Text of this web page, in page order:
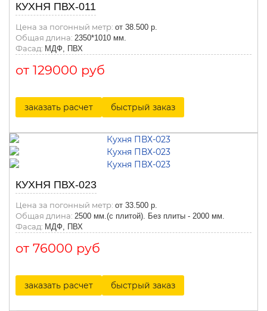
КУХНЯ ПВХ-011
Цена за погонный метр: от 38.500 р.
Общая длина: 2350*1010 мм.
Фасад: МДФ, ПВХ
от 129000 руб
заказать расчет быстрый заказ
КУХНЯ ПВХ-023
Цена за погонный метр: от 33.500 р.
Общая длина: 2500 мм.(с плитой). Без плиты - 2000 мм.
Фасад: МДФ, ПВХ
от 76000 руб
заказать расчет быстрый заказ